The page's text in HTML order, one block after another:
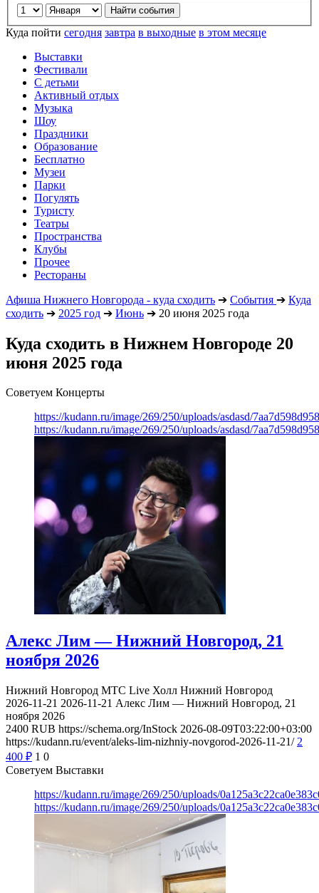
Куда пойти сегодня завтра в выходные в этом месяце
Выставки
Фестивали
С детьми
Активный отдых
Музыка
Шоу
Праздники
Образование
Бесплатно
Музеи
Парки
Погулять
Туристу
Театры
Пространства
Клубы
Прочее
Рестораны
Афиша Нижнего Новгорода - куда сходить ➔ События ➔ Куда
сходить ➔ 2025 год ➔ Июнь ➔ 20 июня 2025 года
Куда сходить в Нижнем Новгороде 20
июня 2025 года
Советуем Концерты
https://kudann.ru/image/269/250/uploads/asdasd/
https://kudann.ru/image/269/250/uploads/asdasd/
Алекс Лим — Нижний Новгород, 21
ноября 2026
Нижний Новгород МТС Live Холл Нижний Новгород
2026-11-21 2026-11-21 Алекс Лим — Нижний Новгород, 21
ноября 2026
2400 RUB https://schema.org/InStock 2026-08-09T03:22:00+03:00
https://kudann.ru/event/aleks-lim-nizhniy-novgorod-2026-11-21/ 2
400 ₽ 1 0
Советуем Выставки
https://kudann.ru/image/269/250/uploads/
https://kudann.ru/image/269/250/uploads/